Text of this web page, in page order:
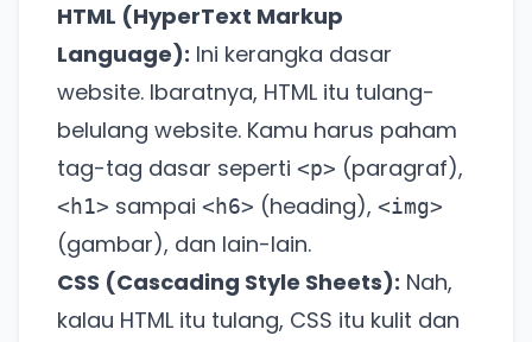
HTML (HyperText Markup
Language): Ini kerangka dasar
website. Ibaratnya, HTML itu tulang-
belulang website. Kamu harus paham
tag-tag dasar seperti <p> (paragraf),
<h1> sampai <h6> (heading), <img>
(gambar), dan lain-lain.
CSS (Cascading Style Sheets): Nah,
kalau HTML itu tulang, CSS itu kulit dan